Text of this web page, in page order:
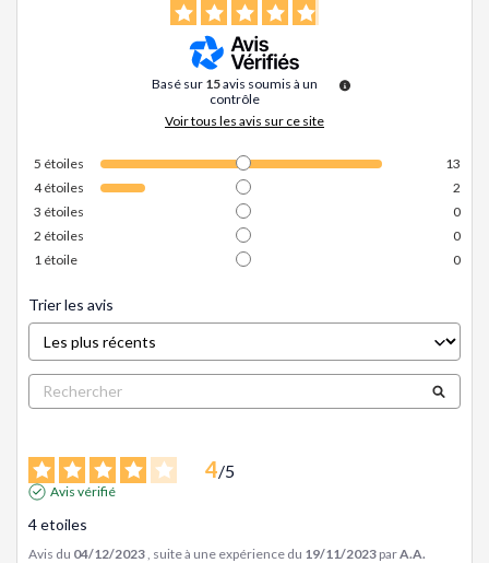
Basé sur 15avis soumis à un
contrôle
Voir tous les avis sur ce site
5 étoiles
13
4étoiles
2
3 étoiles
0
2 étoiles
0
1 étoile 0
Trier les avis
4/5
Avis vérifié
4 etoiles
Avis du 04/12/2023 , suite à une expérience du 19/11/2023 parA.A.